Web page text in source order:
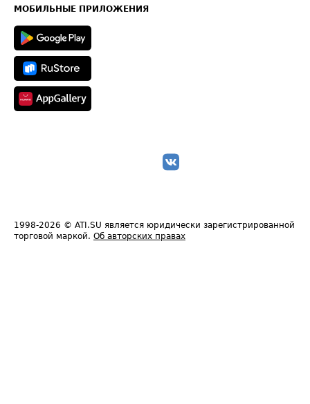
Техническая информация
МОБИЛЬНЫЕ ПРИЛОЖЕНИЯ
1998-2026 © ATI.SU является юридически зарегистрированной
торговой маркой. Об авторских правах